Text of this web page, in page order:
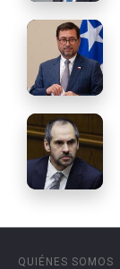
QUIÉNES SOMOS